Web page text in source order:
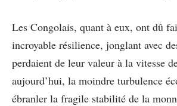
Les Congolais, quant à eux, ont dû
incroyable résilience, jonglant avec
perdaient de leur valeur à la vitesse
aujourd’hui, la moindre turbulence
ébranler la fragile stabilité de la